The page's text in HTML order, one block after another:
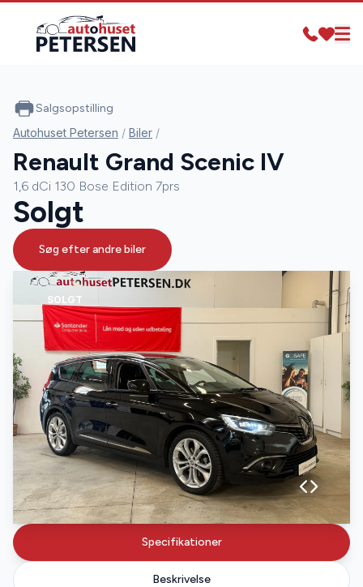
SOLGT
Specifikationer
Beskrivelse
Salgsopstilling
Autohuset Petersen / Biler /
Renault Grand Scenic IV
1,6 dCi 130 Bose Edition 7prs
Solgt
Søg efter andre biler